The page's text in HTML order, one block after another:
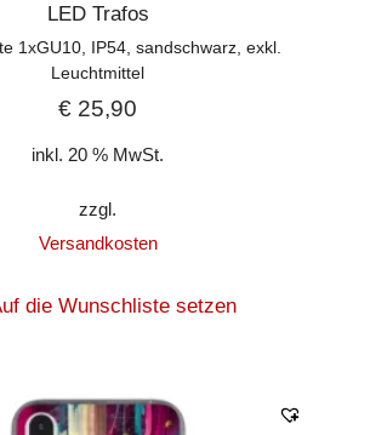
LED Trafos
1xGU10, IP54, sandschwarz, exkl.
Leuchtmittel
€ 25,90
inkl. 20 % MwSt.
zzgl.
Versandkosten
die Wunschliste setzen